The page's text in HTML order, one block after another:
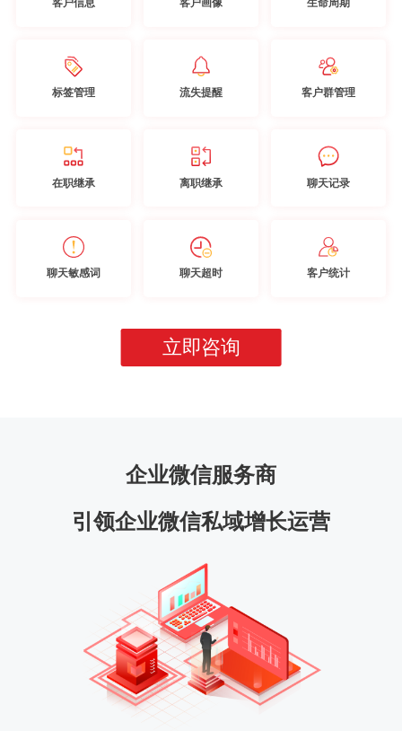
标签管理 流失提醒 客户群管理
在职继承 离职继承 聊天记录
聊天敏感词 聊天超时 客户统计
立即咨询
企业微信服务商
引领企业微信私域增长运营